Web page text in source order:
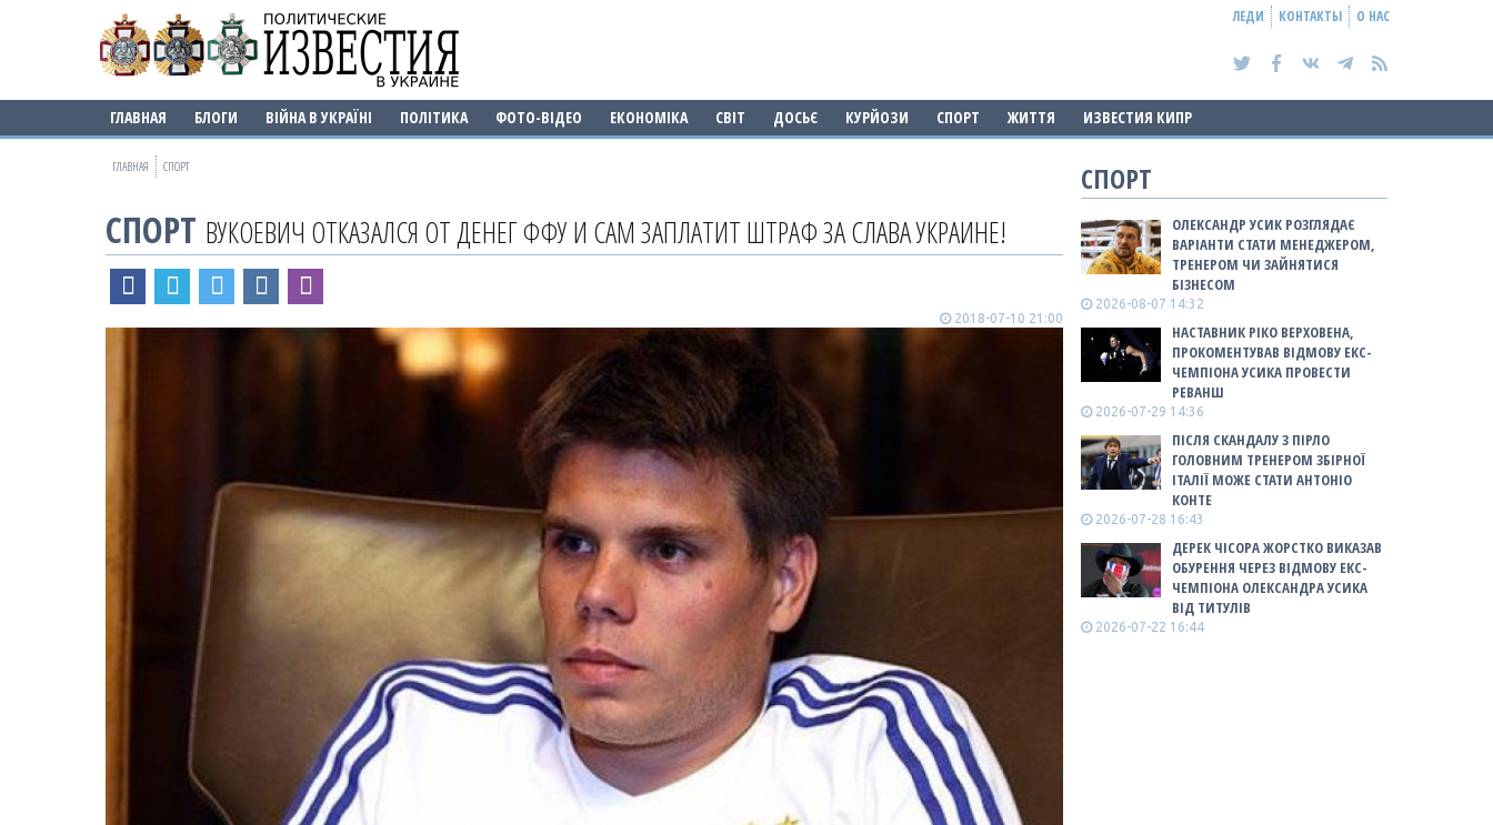
ЛЕДИ КОНТАКТЫ О НАС
ГЛАВНАЯ БЛОГИ ВІЙНА В УКРАЇНІ ПОЛІТИКА ФОТО-ВІДЕО ЕКОНОМІКА СВІТ ДОСЬЄ КУРЙОЗИ СПОРТ ЖИТТЯ ИЗВЕСТИЯ КИПР
ГЛАВНАЯ СПОРТ
СПОРТ ВУКОЕВИЧ ОТКАЗАЛСЯ ОТ ДЕНЕГ ФФУ И САМ ЗАПЛАТИТ ШТРАФ ЗА СЛАВА УКРАИНЕ!
2018-07-10 21:00
СПОРТ
ОЛЕКСАНДР УСИК РОЗГЛЯДАЄ
ВАРІАНТИ СТАТИ МЕНЕДЖЕРОМ,
ТРЕНЕРОМ ЧИ ЗАЙНЯТИСЯ
БІЗНЕСОМ
2026-08-07 14:32
НАСТАВНИК РІКО ВЕРХОВЕНА,
ПРОКОМЕНТУВАВ ВІДМОВУ ЕКС-
ЧЕМПІОНА УСИКА ПРОВЕСТИ
РЕВАНШ
2026-07-29 14:36
ПІСЛЯ СКАНДАЛУ З ПІРЛО
ГОЛОВНИМ ТРЕНЕРОМ ЗБІРНОЇ
ІТАЛІЇ МОЖЕ СТАТИ АНТОНІО
КОНТЕ
2026-07-28 16:43
ДЕРЕК ЧІСОРА ЖОРСТКО ВИКАЗАВ
ОБУРЕННЯ ЧЕРЕЗ ВІДМОВУ ЕКС-
ЧЕМПІОНА ОЛЕКСАНДРА УСИКА
ВІД ТИТУЛІВ
2026-07-22 16:44